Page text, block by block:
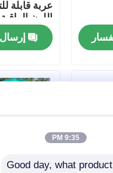
الجولف
الجولف
عربة قابلة
اللون الراقية
9:35 PM
Good day, what